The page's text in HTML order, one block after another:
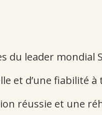
du leader mondial
et d’une fiabilité
réussie et une